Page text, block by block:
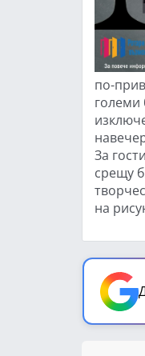
по-
големи
За
срещу
на